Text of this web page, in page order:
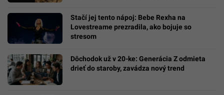
Stačí jej tento nápoj: Bebe Rexha na
Lovestreame prezradila, ako bojuje so
stresom
Dôchodok už v 20-ke: Generácia Z odmieta
drieť do staroby, zavádza nový trend